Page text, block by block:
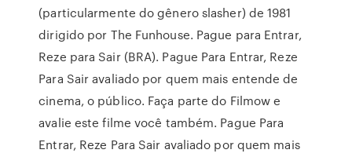
(particularmente do gênero slasher) de 1981
dirigido por The Funhouse. Pague para Entrar,
Reze para Sair (BRA). Pague Para Entrar, Reze
Para Sair avaliado por quem mais entende de
cinema, o público. Faça parte do Filmow e
avalie este filme você também. Pague Para
Entrar, Reze Para Sair avaliado por quem mais